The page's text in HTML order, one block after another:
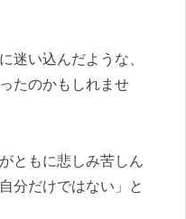
迷い込んだような、
たのかもしれませ
ともに悲しみ苦しん
分だけではない」と